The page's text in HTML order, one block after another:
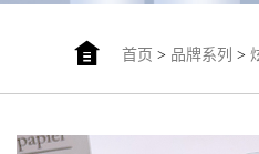
首页 > 品牌系列 >